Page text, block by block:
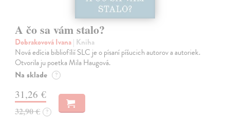
A čo sa vám stalo?
Dobrakovová Ivana| Kniha
Nová edícia bibliofílií SLC je o písaní píšucich autorov a autoriek.
Otvorila ju poetka Mila Haugová.
Na sklade ?
31,26 €
32,90 € ?